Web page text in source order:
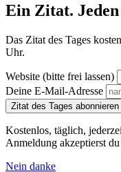
Ein Zitat.
Das Zitat des Tages
Uhr.
Website (bitte frei lassen)
Deine E-Mail-Adresse
Zitat des Tages abonnieren
Kostenlos, täglich,
Anmeldung akzeptierst
Nein danke